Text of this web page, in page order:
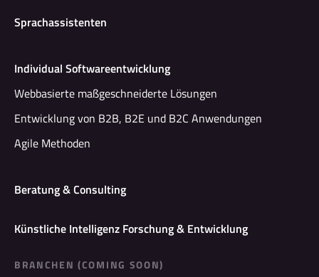
Sprachassistenten
Individual Softwareentwicklung
Webbasierte maßgeschneiderte Lösungen
Entwicklung von B2B, B2E und B2C Anwendungen
Agile Methoden
Beratung & Consulting
Künstliche Intelligenz Forschung & Entwicklung
BRANCHEN (COMING SOON)